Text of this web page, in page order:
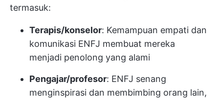
termasuk:
Terapis/konselor: Kemampuan empati dan
komunikasi ENFJ membuat mereka
menjadi penolong yang alami
Pengajar/profesor: ENFJ senang
menginspirasi dan membimbing orang lain,